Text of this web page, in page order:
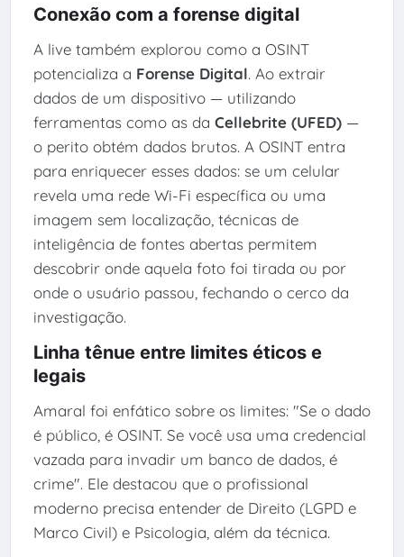
Conexão com a forense digital
A live também explorou como a OSINT
potencializa a Forense Digital. Ao extrair
dados de um dispositivo — utilizando
ferramentas como as da Cellebrite (UFED)—
o perito obtém dados brutos. A OSINT entra
para enriquecer esses dados: se um celular
revela uma rede Wi-Fi específica ou uma
imagem sem localização, técnicas de
inteligência de fontes abertas permitem
descobrir onde aquela foto foi tirada ou por
onde o usuário passou, fechando o cerco da
investigação.
Linha tênue entre limites éticos e
legais
Amaral foi enfático sobre os limites: "Se o dado
é público, é OSINT. Se você usa uma credencial
vazada para invadir um banco de dados, é
crime". Ele destacou que o profissional
moderno precisa entender de Direito (LGPD e
Marco Civil) e Psicologia, além da técnica.